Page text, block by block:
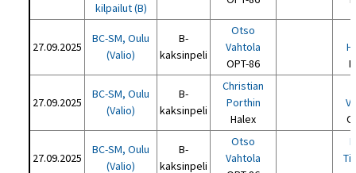
kilpailut (B)
27.09.2025
BC-SM, Oulu
(Valio)
B-
kaksinpeli
Otso
Vahtola
OPT-86
27.09.2025
BC-SM, Oulu
(Valio)
B-
kaksinpeli
Christian
Porthin
Halex
27.09.2025
BC-SM, Oulu
(Valio)
B-
kaksinpeli
Otso
Vahtola